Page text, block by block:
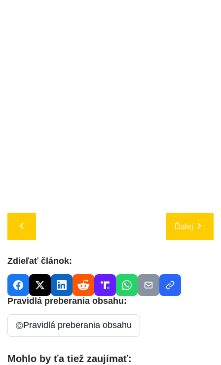
Ďalej
Zdieľať článok:
Pravidlá preberania obsahu:
©Pravidlá preberania obsahu
Mohlo by ťa tiež zaujímať: